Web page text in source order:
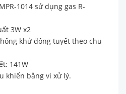
1014 sử dụng gas R-
3W x2
khử đông tuyết theo chu
141W
khiển bằng vi xử lý.